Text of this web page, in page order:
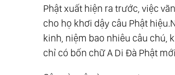
Phật xuất hiện ra trước, việc
cho họ khơi dậy câu Phật
kinh, niệm bao nhiêu câu chú,
chỉ có bốn chữ A Di Đà Phật